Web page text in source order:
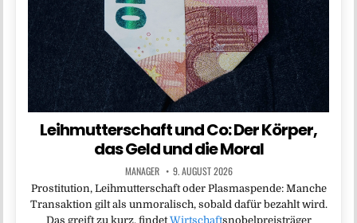
Leihmutterschaft und Co: Der Körper,
das Geld und die Moral
MANAGER 9. AUGUST 2026
Prostitution, Leihmutterschaft oder Plasmaspende: Manche
Transaktion gilt als unmoralisch, sobald dafür bezahlt wird.
Das greift zu kurz, findetWirtschaftsnobelpreisträger